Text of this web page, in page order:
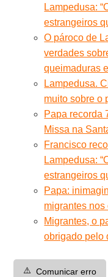
Lampedusa:
estrangeiros
O pároco de
verdades
queimaduras
Lampedusa.
muito sobre o
Papa recorda
Missa na
Francisco
Lampedusa:
estrangeiros
Papa:
migrantes
Migrantes, o
obrigado pelo
⚠️ Comunicar erro